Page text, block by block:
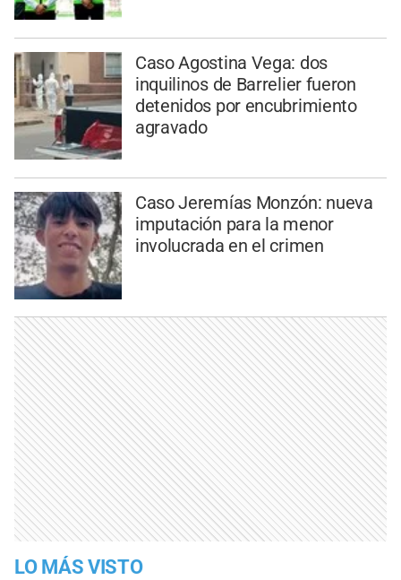
Caso Agostina Vega: dos
inquilinos de Barrelier fueron
detenidos por encubrimiento
agravado
Caso Jeremías Monzón: nueva
imputación para la menor
involucrada en el crimen
LO MÁS VISTO